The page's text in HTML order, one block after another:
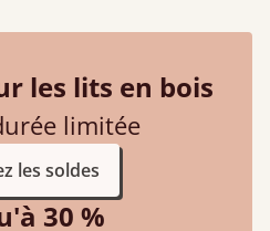
les lits en bois
limitée
les soldes
30 %